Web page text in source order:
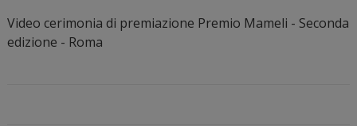
Video cerimonia di premiazione Premio Mameli - Seconda
edizione - Roma